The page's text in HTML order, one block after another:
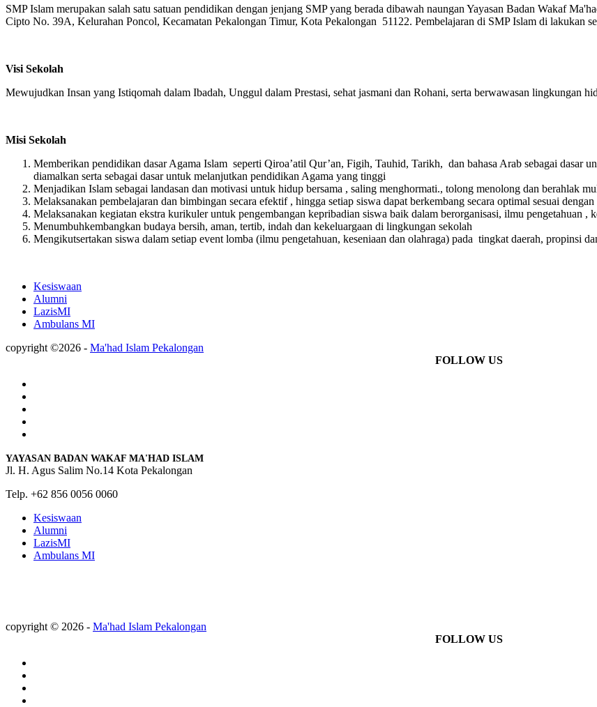
SMP Islam merupakan salah satu satuan pendidikan dengan jenjang SMP yang berada dibawah naungan Yayasan Badan Wakaf
Cipto No. 39A, Kelurahan Poncol, Kecamatan Pekalongan Timur, Kota Pekalongan 51122. Pembelajaran di SMP Islam di lakukan
Visi Sekolah
Mewujudkan Insan yang Istiqomah dalam Ibadah, Unggul dalam Prestasi, sehat jasmani dan Rohani, serta berwawasan lingkungan
Misi Sekolah
Memberikan pendidikan dasar Agama Islam seperti Qiroa’atil Qur’an, Figih, Tauhid, Tarikh, dan bahasa Arab sebagai dasar
diamalkan serta sebagai dasar untuk melanjutkan pendidikan Agama yang tinggi
Menjadikan Islam sebagai landasan dan motivasi untuk hidup bersama , saling menghormati., tolong menolong dan berahlak
Melaksanakan pembelajaran dan bimbingan secara efektif , hingga setiap siswa dapat berkembang secara optimal sesuai
Melaksanakan kegiatan ekstra kurikuler untuk pengembangan kepribadian siswa baik dalam berorganisasi, ilmu pengetahuan ,
Menumbuhkembangkan budaya bersih, aman, tertib, indah dan kekeluargaan di lingkungan sekolah
Mengikutsertakan siswa dalam setiap event lomba (ilmu pengetahuan, keseniaan dan olahraga) pada tingkat daerah, propinsi
Kesiswaan
Alumni
LazisMI
Ambulans MI
copyright ©2026 - Ma'had Islam Pekalongan
FOLLOW US
YAYASAN BADAN WAKAF MA'HAD ISLAM
Jl. H. Agus Salim No.14 Kota Pekalongan
Telp. +62 856 0056 0060
Kesiswaan
Alumni
LazisMI
Ambulans MI
copyright © 2026 - Ma'had Islam Pekalongan
FOLLOW US